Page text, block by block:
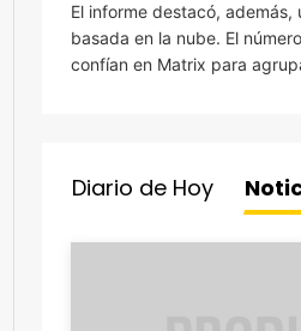
El informe destacó,
basada en la nube. El
confían en Matrix para
Diario de Hoy